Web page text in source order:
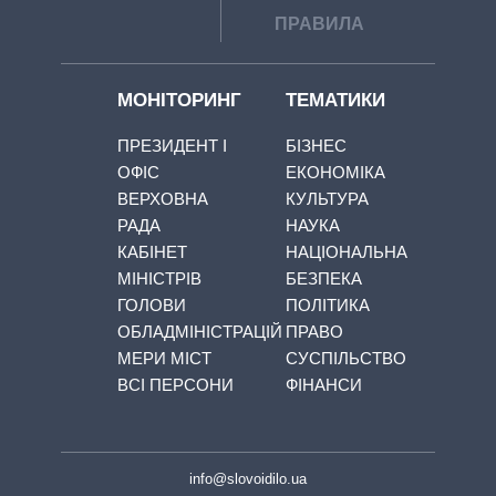
ПРАВИЛА
МОНІТОРИНГ
ПРЕЗИДЕНТ І
ОФІС
ВЕРХОВНА
РАДА
КАБІНЕТ
МІНІСТРІВ
ГОЛОВИ
ОБЛАДМІНІСТРАЦІЙ
МЕРИ МІСТ
ВСІ ПЕРСОНИ
ТЕМАТИКИ
БІЗНЕС
ЕКОНОМІКА
КУЛЬТУРА
НАУКА
НАЦІОНАЛЬНА
БЕЗПЕКА
ПОЛІТИКА
ПРАВО
СУСПІЛЬСТВО
ФІНАНСИ
info@slovoidilo.ua